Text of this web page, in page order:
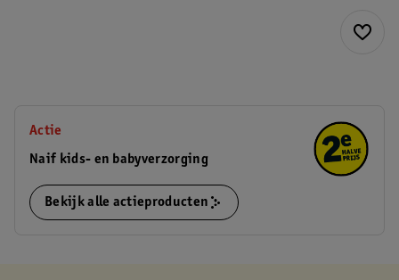
Actie
Naif kids- en babyverzorging
Bekijk alle actieproducten